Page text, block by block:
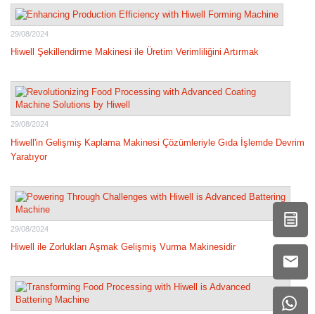
29/08/2024
Hiwell Şekillendirme Makinesi ile Üretim Verimliliğini Artırmak
29/08/2024
Hiwell'in Gelişmiş Kaplama Makinesi Çözümleriyle Gıda İşlemde Devrim
Yaratıyor
29/08/2024
Hiwell ile Zorlukları Aşmak Gelişmiş Vurma Makinesidir